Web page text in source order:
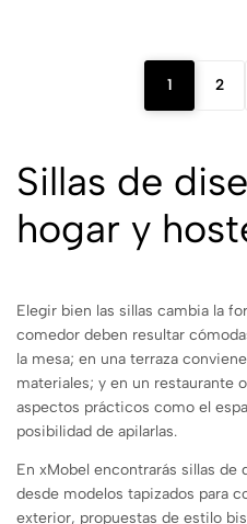
1 2
Sillas de
hogar y
Elegir bien las sillas cambia la
comedor deben resultar
la mesa; en una terraza
materiales; y en un restaurante
aspectos prácticos como el
posibilidad de apilarlas.
En xMobel encontrarás sillas
desde modelos tapizados para
exterior, propuestas de estilo